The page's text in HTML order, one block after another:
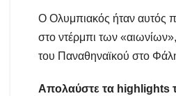
Ο Ολυμπιακός ήταν αυτός
στο ντέρμπι των
του Παναθηναϊκού στο
Απολαύστε τα highlights